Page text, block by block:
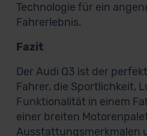
Technologie für ein
Fahrerlebnis.
Fazit
Der Audi Q3 ist der
Fahrer, die Sportlichkeit,
Funktionalität in einem
einer breiten
Ausstattungsmerkmalen